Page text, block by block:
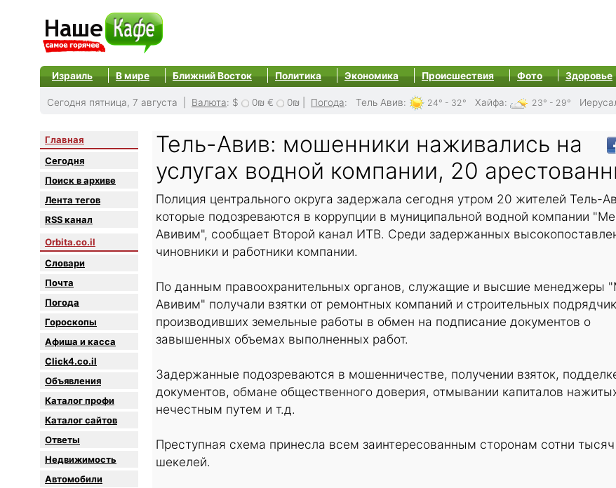
Израиль В мире Ближний Восток Политика Экономика Происшествия Фото Здоровье
Сегодня пятница, 7 августа | Валюта: $ 0₪ € 0₪ Погода: Тель Авив: 24° - 32° Хайфа: 23° - 29°
Главная
Сегодня
Поиск в архиве
Лента тегов
RSS канал
Orbita.co.il
Словари
Почта
Погода
Гороскопы
Афиша и касса
Click4.co.il
Объявления
Каталог профи
Каталог сайтов
Oтветы
Недвижимость
Автомобили
Тель-Авив: мошенники наживались на
услугах водной компании, 20
Полиция центрального округа задержала сегодня утром 20 жителей Тель-
которые подозреваются в коррупции в муниципальной водной компании
Авивим", сообщает Второй канал ИТВ. Среди задержанных
чиновники и работники компании.
По данным правоохранительных органов, служащие и высшие менеджеры
Авивим" получали взятки от ремонтных компаний и строительных
производивших земельные работы в обмен на подписание документов о
завышенных объемах выполненных работ.
Задержанные подозреваются в мошенничестве, получении взяток,
документов, обмане общественного доверия, отмывании капиталов
нечестным путем и т.д.
Преступная схема принесла всем заинтересованным сторонам сотни тысяч
шекелей.